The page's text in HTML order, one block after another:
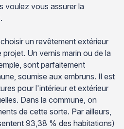
voulez vous assurer la
un revêtement extérieur
Un vernis marin ou de la
sont parfaitement
soumise aux embruns. Il est
pour l'intérieur et extérieur
Dans la commune, on
de cette sorte. Par ailleurs,
93,38 % des habitations)